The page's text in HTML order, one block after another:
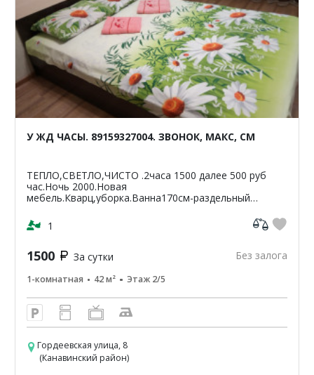
У ЖД ЧАСЫ. 89159327004. ЗВОНОК, МАКС, СМ
ТЕПЛО,СВЕТЛО,ЧИСТО .2часа 1500 далее 500 руб
час.Ночь 2000.Новая
мебель.Кварц,уборка.Ванна170см-раздельный
кв-42м2.ЦУМ,Шайба,Аптеки,банкомат-Сбербанк
ВТБ,Пятерочка.Чи...
1
1500 За сутки Без залога
1-комнатная 42 м² Этаж 2/5
Гордеевская улица, 8
(Канавинский район)